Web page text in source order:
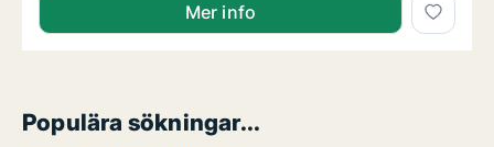
Mer info
Populära sökningar...